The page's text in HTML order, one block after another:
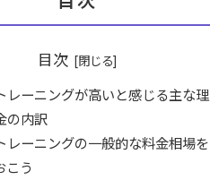
目次
レーニングが高いと感じる主な理
の内訳
レーニングの一般的な料金相場を
こう